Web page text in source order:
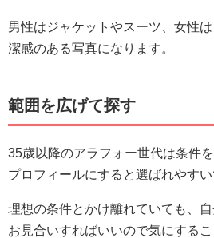
男性はジャケットやスーツ、女性
潔感のある写真になります。
範囲を広げて探す
35歳以降のアラフォー世代は条件
プロフィールにすると選ばれやすい
理想の条件とかけ離れていても、
お見合いすればいいので気にするこ